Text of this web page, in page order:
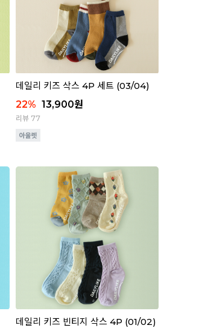
데일리 키즈 삭스 4P 세트 (03/04)
22% 13,900원
리뷰 77
데일리 키즈 빈티지 삭스 4P (01/02)